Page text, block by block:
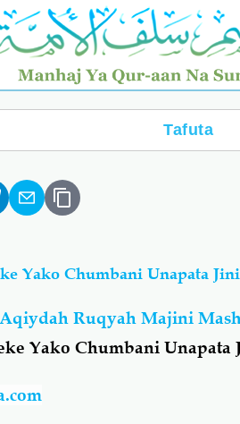
Yako Chumbani Unapata
Ruqyah Majini
Yako Chumbani Unapata